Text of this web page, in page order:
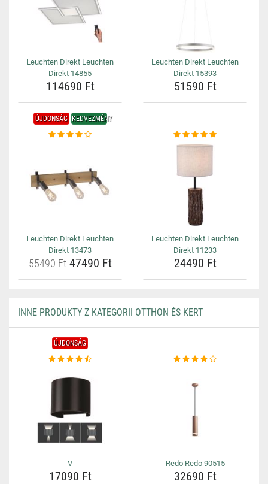
Leuchten Direkt Leuchten
Direkt 14855
114690 Ft
Leuchten Direkt Leuchten
Direkt 15393
51590 Ft
ÚJDONSÁG KEDVEZMÉNY
Leuchten Direkt Leuchten
Direkt 13473
55490 Ft47490 Ft
Leuchten Direkt Leuchten
Direkt 11233
24490 Ft
INNE PRODUKTY Z KATEGORII OTTHON ÉS KERT
ÚJDONSÁG
V
17090 Ft
Redo Redo 90515
32690 Ft